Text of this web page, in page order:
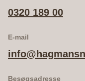
0320 189 00
E-mail
Besøgsadresse